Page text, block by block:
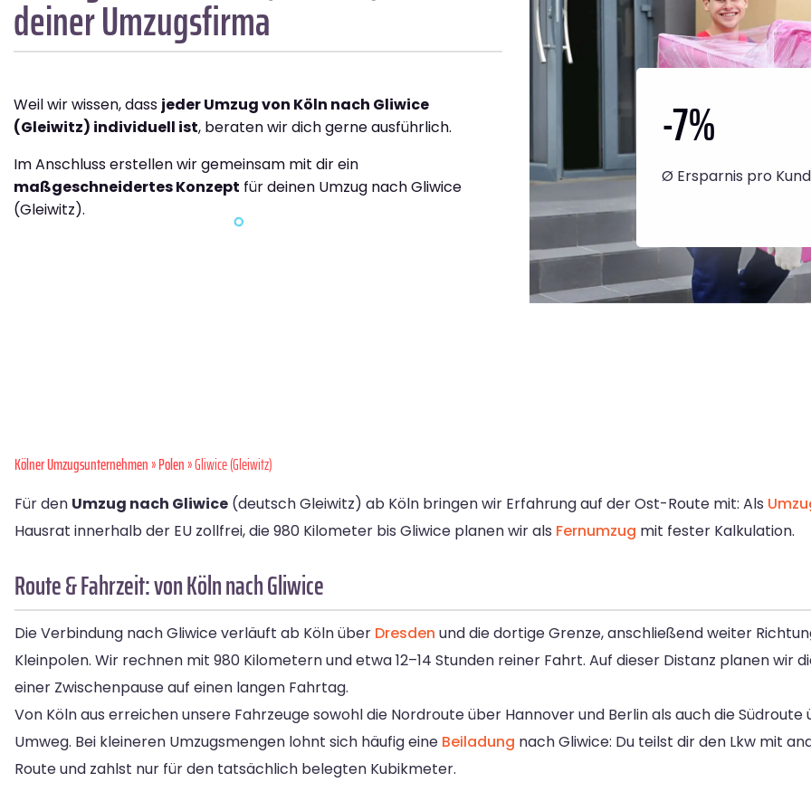
deiner Umzugsfirma
Weil wir wissen, dass jeder Umzug von Köln nach Gliwice
(Gleiwitz) individuell ist, beraten wir dich gerne ausführlich.
Im Anschluss erstellen wir gemeinsam mit dir ein
maßgeschneidertes Konzept für deinen Umzug nach Gliwice
(Gleiwitz).
-7%
Ø Ersparnis pro
Kölner Umzugsunternehmen»Polen» Gliwice (Gleiwitz)
Für den Umzug nach Gliwice (deutsch Gleiwitz) ab Köln bringen wir Erfahrung auf der Ost-Route mit: Als
Hausrat innerhalb der EU zollfrei, die 980 Kilometer bis Gliwice planen wir als Fernumzug mit fester Kalkulation.
Route & Fahrzeit: von Köln nach Gliwice
Die Verbindung nach Gliwice verläuft ab Köln über Dresden und die dortige Grenze, anschließend weiter
Kleinpolen. Wir rechnen mit 980 Kilometern und etwa 12–14 Stunden reiner Fahrt. Auf dieser Distanz planen wir
einer Zwischenpause auf einen langen Fahrtag.
Von Köln aus erreichen unsere Fahrzeuge sowohl die Nordroute über Hannover und Berlin als auch die
Umweg. Bei kleineren Umzugsmengen lohnt sich häufig eine Beiladung nach Gliwice: Du teilst dir den Lkw mit
Route und zahlst nur für den tatsächlich belegten Kubikmeter.